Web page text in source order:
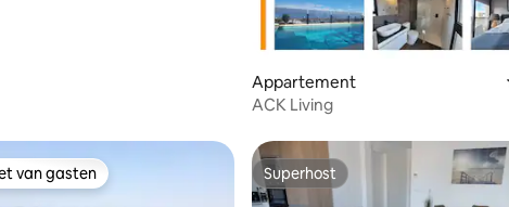
Appartement
ACK Living
van gasten
van gasten Superhost
Superhost